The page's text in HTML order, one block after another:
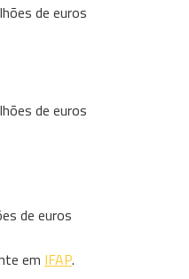
de euros
de euros
de euros
em IFAP.